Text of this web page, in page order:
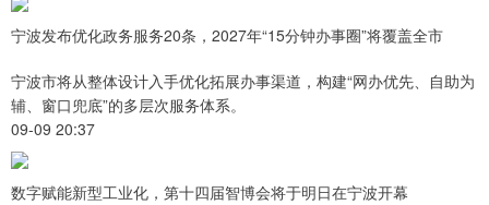
宁波发布优化政务服务20条，2027年“15分钟办事圈”将覆盖全市
宁波市将从整体设计入手优化拓展办事渠道，构建“网办优先、自助为
辅、窗口兜底”的多层次服务体系。
09-09 20:37
数字赋能新型工业化，第十四届智博会将于明日在宁波开幕